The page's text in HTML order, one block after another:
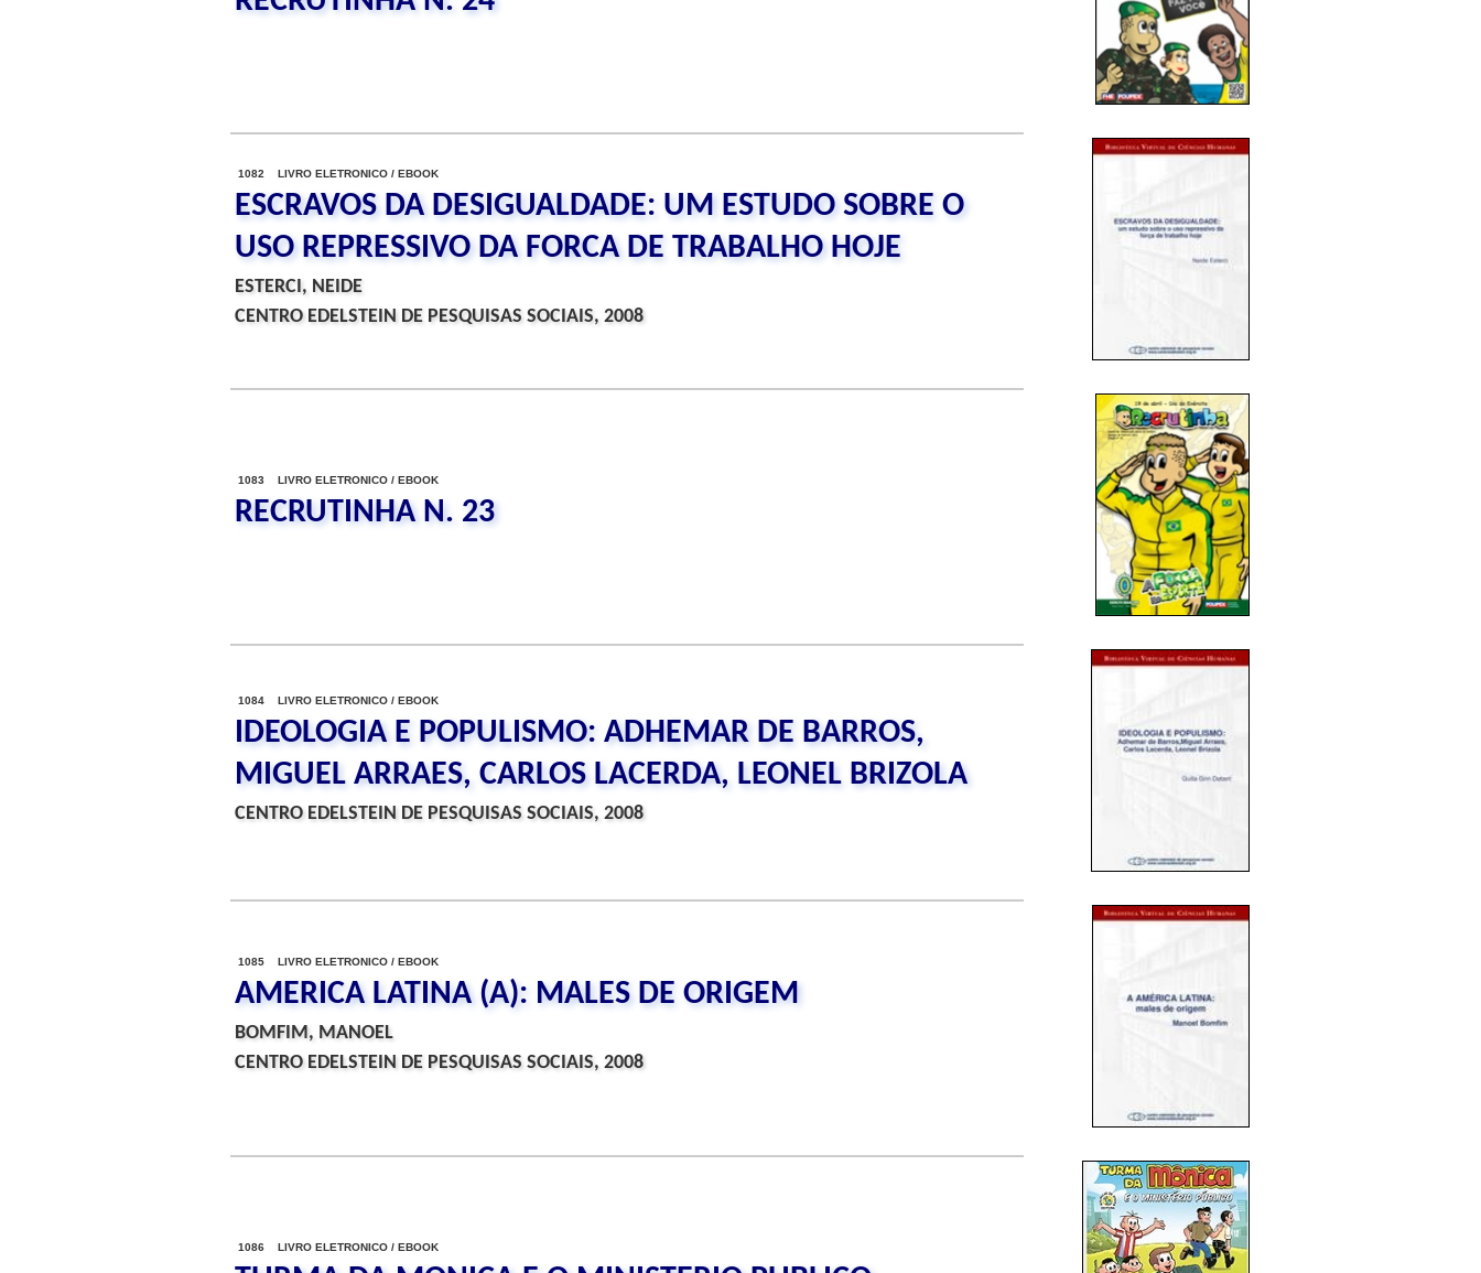
1082 LIVRO ELETRONICO / EBOOK
ESCRAVOS DA DESIGUALDADE: UM ESTUDO SOBRE O
USO REPRESSIVO DA FORCA DE TRABALHO HOJE
ESTERCI, NEIDE
CENTRO EDELSTEIN DE PESQUISAS SOCIAIS, 2008
1083 LIVRO ELETRONICO / EBOOK
RECRUTINHA N. 23
1084 LIVRO ELETRONICO / EBOOK
IDEOLOGIA E POPULISMO: ADHEMAR DE BARROS,
MIGUEL ARRAES, CARLOS LACERDA, LEONEL BRIZOLA
CENTRO EDELSTEIN DE PESQUISAS SOCIAIS, 2008
1085 LIVRO ELETRONICO / EBOOK
AMERICA LATINA (A): MALES DE ORIGEM
BOMFIM, MANOEL
CENTRO EDELSTEIN DE PESQUISAS SOCIAIS, 2008
1086 LIVRO ELETRONICO / EBOOK